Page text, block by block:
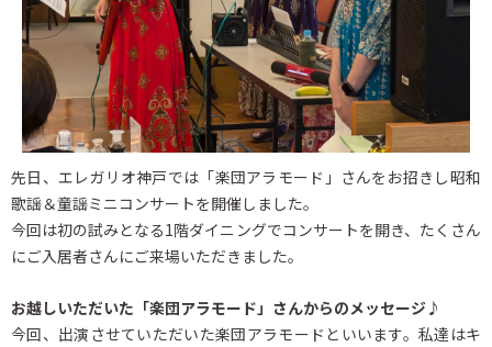
先日、エレガリオ神戸では「楽団アラモード」さんをお招きし昭和
歌謡＆童謡ミニコンサートを開催しました。
今回は初の試みとなる1階ダイニングでコンサートを開き、たくさん
にご入居者さんにご来場いただきました。
お越しいただいた「楽団アラモード」さんからのメッセージ♪
今回、出演させていただいた楽団アラモードといいます。私達はキ